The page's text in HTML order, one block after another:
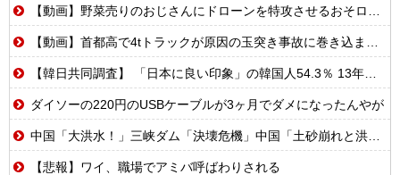
【動画】野菜売りのおじさんにドローンを特攻させるおそロシア。
【動画】首都高で4tトラックが原因の玉突き事故に巻き込まれた軽バンの車載。
【韓日共同調査】 「日本に良い印象」の韓国人54.3％ 13年以降で最高に 日本人の韓国好感度は35.3％
ダイソーの220円のUSBケーブルが3ヶ月でダメになったんやが
中国「大洪水！」三峡ダム「決壊危機」中国「土砂崩れと洪水被害の対策強化！」中国政府「三峡ダム周辺を重点強化」中国ダム「決壊」中国「現場封鎖！（空撮削除」→
【悲報】ワイ、職場でアミバ呼ばわりされる